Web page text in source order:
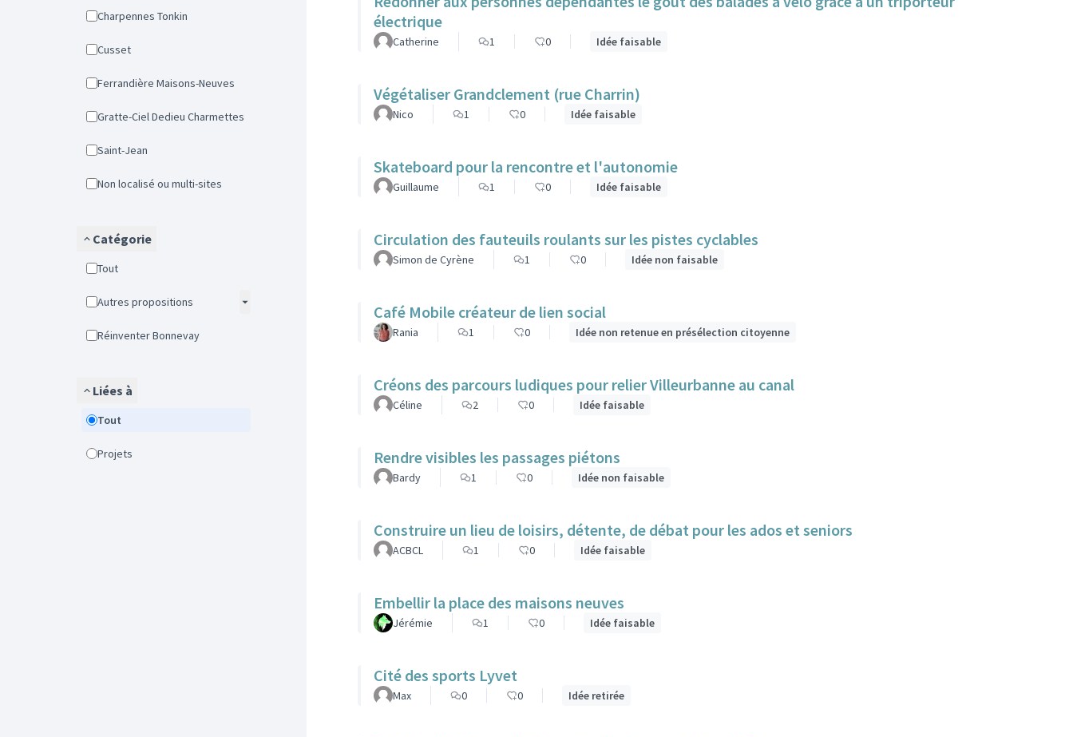
Charpennes Tonkin
Cusset
Ferrandière Maisons-Neuves
Gratte-Ciel Dedieu Charmettes
Saint-Jean
Non localisé ou multi-sites
Catégorie
Tout
Autres propositions
Réinventer Bonnevay
Liées à
Tout
Projets
électrique
Catherine 1 0 Idée faisable
Végétaliser Grandclement (rue Charrin)
Nico 1 0 Idée faisable
Skateboard pour la rencontre et l'autonomie
Guillaume 1 0 Idée faisable
Circulation des fauteuils roulants sur les pistes cyclables
Simon de Cyrène 1 0 Idée non faisable
Café Mobile créateur de lien social
Rania 1 0 Idée non retenue en présélection citoyenne
Créons des parcours ludiques pour relier Villeurbanne au canal
Céline 2 0 Idée faisable
Rendre visibles les passages piétons
Bardy 1 0 Idée non faisable
Construire un lieu de loisirs, détente, de débat pour les ados et seniors
ACBCL 1 0 Idée faisable
Embellir la place des maisons neuves
Jérémie 1 0 Idée faisable
Cité des sports Lyvet
Max 0 0 Idée retirée